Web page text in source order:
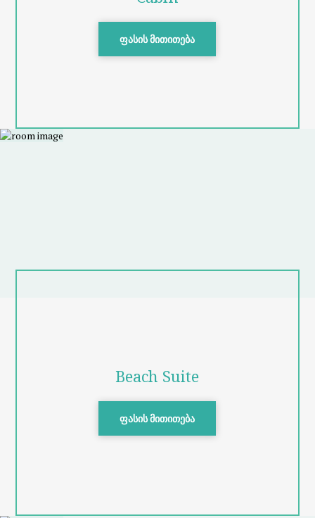
ფასის მითითება
Beach Suite
ფასის მითითება